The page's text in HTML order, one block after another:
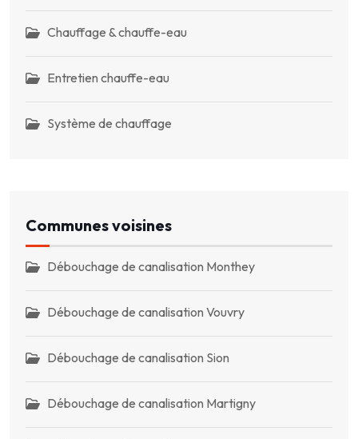
Chauffage & chauffe-eau
Entretien chauffe-eau
Système de chauffage
Communes voisines
Débouchage de canalisation Monthey
Débouchage de canalisation Vouvry
Débouchage de canalisation Sion
Débouchage de canalisation Martigny